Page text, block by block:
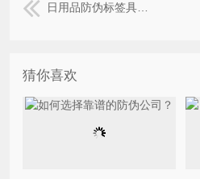
日用品防伪标签具有哪些作用？
猜你喜欢